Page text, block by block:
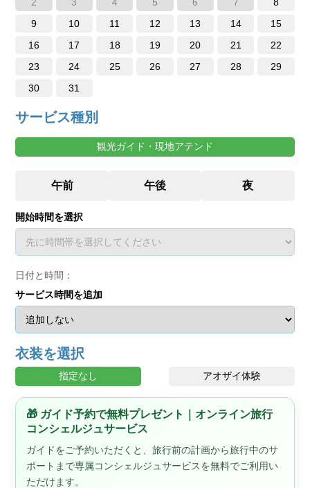
2
3 4 5 6 7
8
9
10 11 12 13 14
15
16
17 18 19 20 21
22
23
24 25 26 27 28
29
30
31
サービス種別
観光ガイド・現地アテンド
開始時間を選択
日付と時間：
サービス時間を追加
衣装を選択
指定なし アオザイ体験
🎁 ガイド予約で無料プレゼント｜オンライン旅行
コンシェルジュサービス
ガイドをご予約いただくと、旅行前の計画から旅行中のサ
ポートまで専属コンシェルジュサービスを無料でご利用い
ただけます。